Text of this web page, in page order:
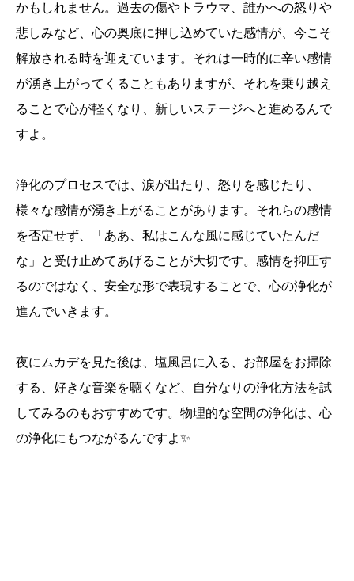
かもしれません。過去の傷やトラウマ、誰かへの怒りや
悲しみなど、心の奥底に押し込めていた感情が、今こそ
解放される時を迎えています。それは一時的に辛い感情
が湧き上がってくることもありますが、それを乗り越え
ることで心が軽くなり、新しいステージへと進めるんで
すよ。
浄化のプロセスでは、涙が出たり、怒りを感じたり、
様々な感情が湧き上がることがあります。それらの感情
を否定せず、「ああ、私はこんな風に感じていたんだ
な」と受け止めてあげることが大切です。感情を抑圧す
るのではなく、安全な形で表現することで、心の浄化が
進んでいきます。
夜にムカデを見た後は、塩風呂に入る、お部屋をお掃除
する、好きな音楽を聴くなど、自分なりの浄化方法を試
してみるのもおすすめです。物理的な空間の浄化は、心
の浄化にもつながるんですよ✨